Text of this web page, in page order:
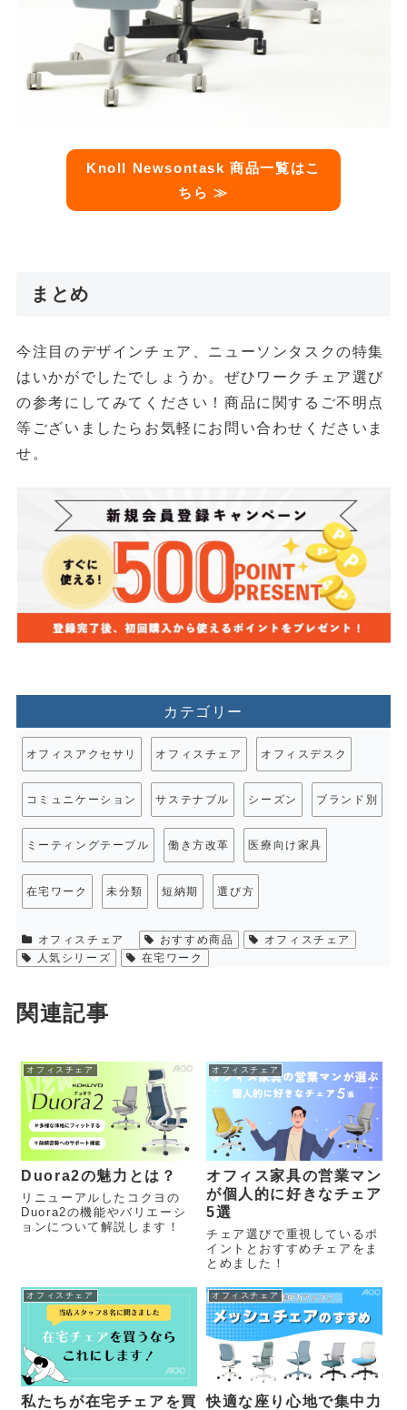
Knoll Newsontask 商品一覧はこ
ちら ≫
まとめ
今注目のデザインチェア、ニューソンタスクの特集
はいかがでしたでしょうか。ぜひワークチェア選び
の参考にしてみてください！商品に関するご不明点
等ございましたらお気軽にお問い合わせくださいま
せ。
カテゴリー
オフィスアクセサリ オフィスチェア オフィスデスク
コミュニケーション サステナブル シーズン ブランド別
ミーティングテーブル 働き方改革 医療向け家具
在宅ワーク 未分類 短納期 選び方
オフィスチェア おすすめ商品
オフィスチェア
人気シリーズ
在宅ワーク
関連記事
オフィスチェア
Duora2の魅力とは？
リニューアルしたコクヨの
Duora2の機能やバリエーシ
ョンについて解説します！
オフィスチェア
オフィス家具の営業マン
が個人的に好きなチェア
5選
チェア選びで重視しているポ
イントとおすすめチェアをま
とめました！
オフィスチェア
私たちが在宅チェアを買
オフィスチェア
快適な座り心地で集中力